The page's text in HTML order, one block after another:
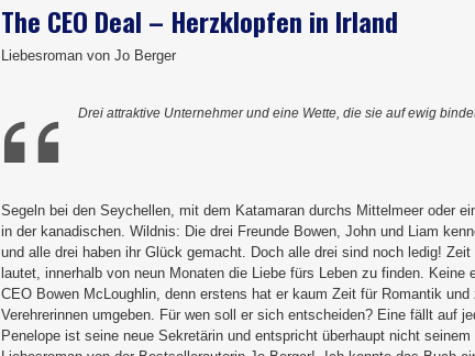
The CEO Deal – Herzklopfen in Irland
Liebesroman von Jo Berger
Drei attraktive Unternehmer und eine Wette, die sie auf ewig
Segeln bei den Seychellen, mit dem Katamaran durchs Mittelmeer oder
in der kanadischen. Wildnis: Die drei Freunde Bowen, John und Liam
und alle drei haben ihr Glück gemacht. Doch alle drei sind noch ledig!
lautet, innerhalb von neun Monaten die Liebe fürs Leben zu finden. Keine
CEO Bowen McLoughlin, denn erstens hat er kaum Zeit für Romantik
Verehrerinnen umgeben. Für wen soll er sich entscheiden? Eine fällt auf
Penelope ist seine neue Sekretärin und entspricht überhaupt nicht